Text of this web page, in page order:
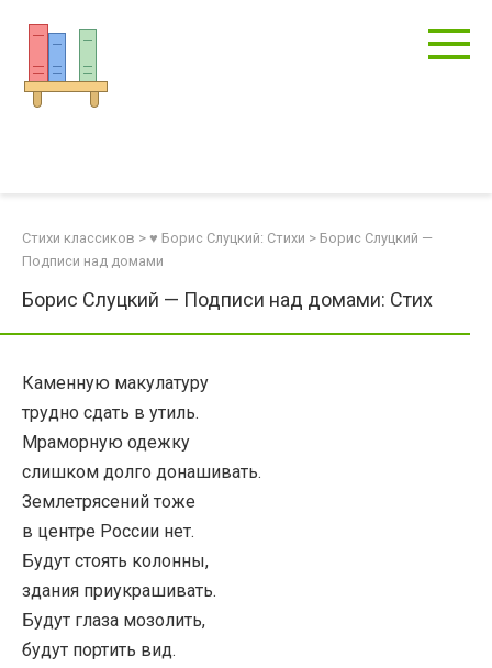
контенту
Стихи классиков > ♥ Борис Слуцкий: Стихи > Борис Слуцкий —
Подписи над домами
Борис Слуцкий — Подписи над домами: Стих
Каменную макулатуру
трудно сдать в утиль.
Мраморную одежку
слишком долго донашивать.
Землетрясений тоже
в центре России нет.
Будут стоять колонны,
здания приукрашивать.
Будут глаза мозолить,
будут портить вид.